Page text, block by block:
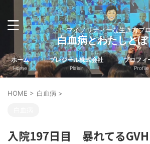
マイノリティーな生き方ブ
白血病とわたしとぼ
ホーム
Home
プレジール株式会社
Plaisir
プロフィ
Profile
HOME > 白血病 >
入院197日目 暴れてる